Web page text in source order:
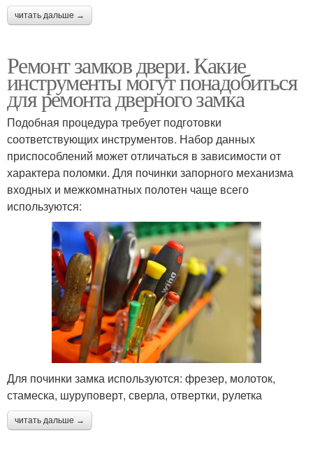
читать дальше →
Ремонт замков двери. Какие
инструменты могут понадобиться
для ремонта дверного замка
Подобная процедура требует подготовки
соответствующих инструментов. Набор данных
приспособлений может отличаться в зависимости от
характера поломки. Для починки запорного механизма
входных и межкомнатных полотен чаще всего
используются:
Для починки замка используются: фрезер, молоток,
стамеска, шуруповерт, сверла, отвертки, рулетка
читать дальше →